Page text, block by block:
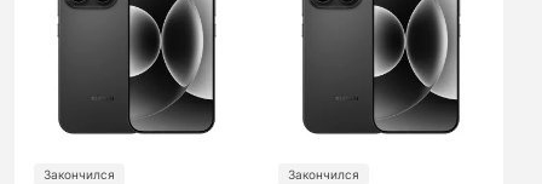
Закончился Закончился